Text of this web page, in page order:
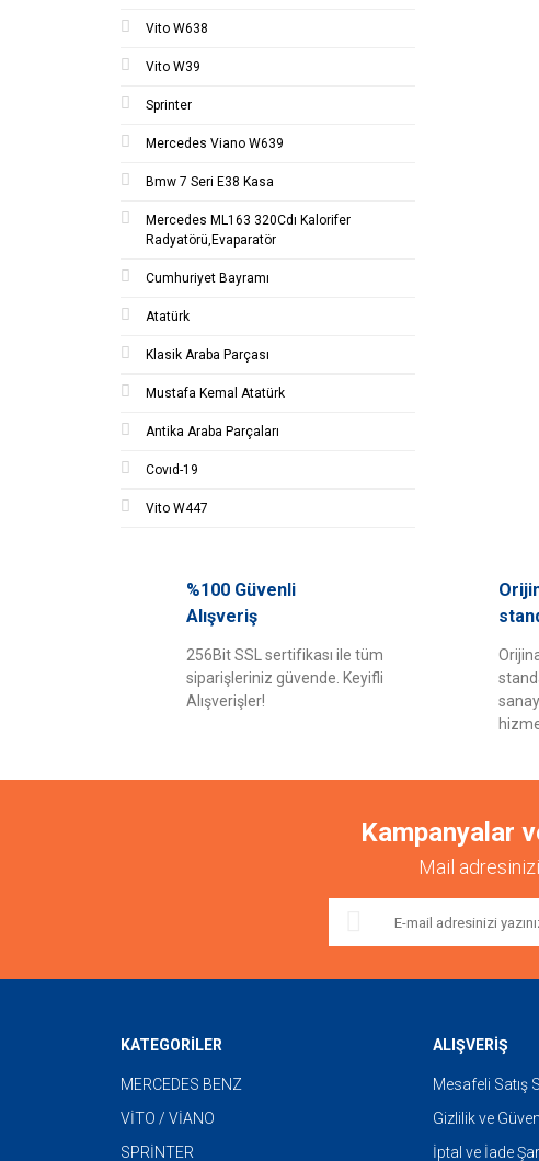
Vito W638
Vito W39
Sprinter
Mercedes Viano W639
Bmw 7 Seri E38 Kasa
Mercedes ML163 320Cdı Kalorifer
Radyatörü,Evaparatör
Cumhuriyet Bayramı
Atatürk
Klasik Araba Parçası
Mustafa Kemal Atatürk
Antika Araba Parçaları
Covıd-19
Vito W447
%100 Güvenli
Alışveriş
256Bit SSL sertifikası ile tüm
siparişleriniz güvende. Keyifli
Alışverişler!
Kampanyalar
Mail
KATEGORİLER
MERCEDES BENZ
VİTO / VİANO
SPRİNTER
ALIŞVERİŞ
Mesafeli Satış
Gizlilik ve
İptal ve İade